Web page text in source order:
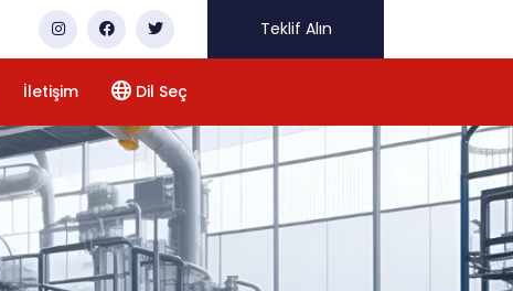
Teklif Alın
İletişim Dil Seç